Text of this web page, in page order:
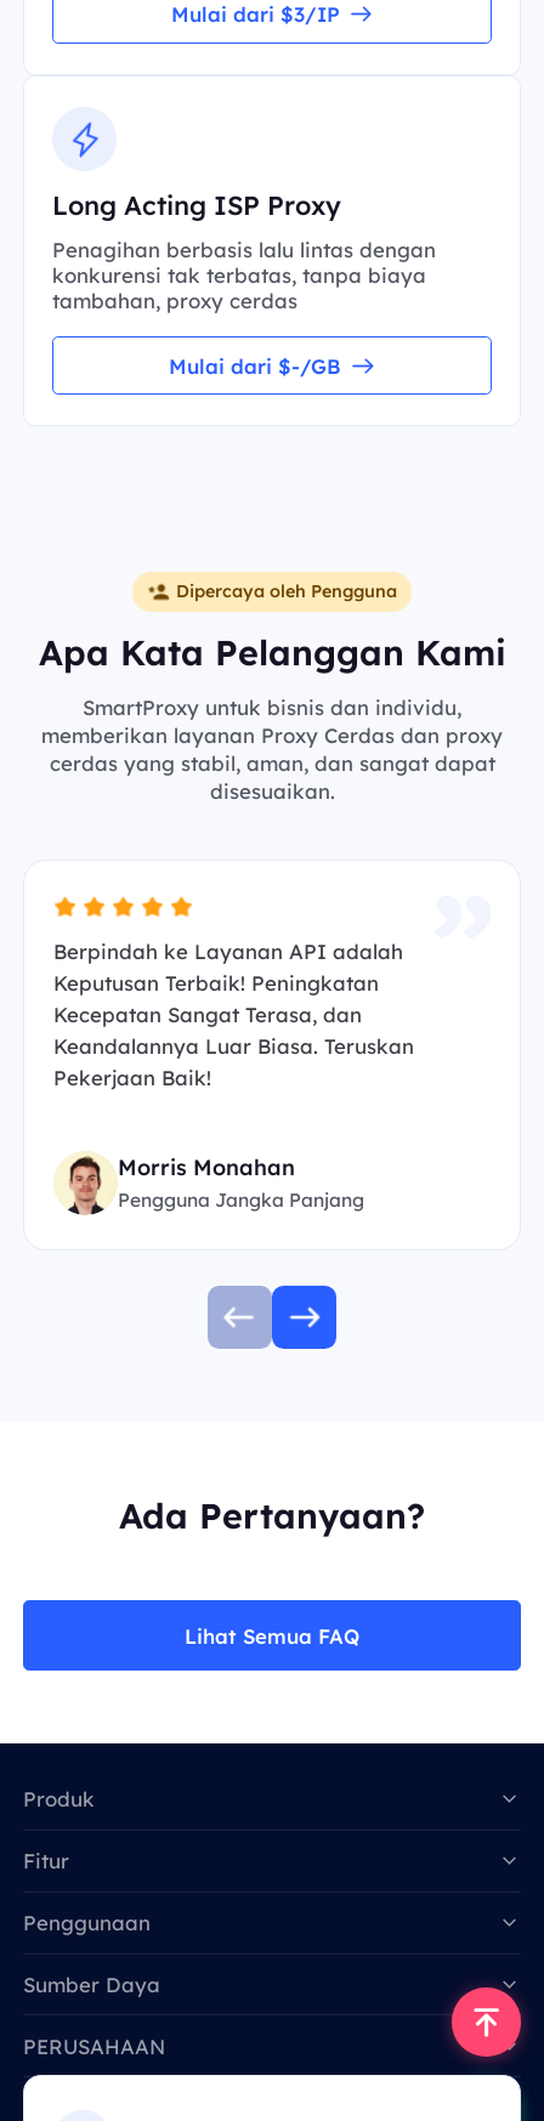
Mulai dari $3/IP
Long Acting ISP Proxy
Penagihan berbasis lalu lintas dengan
konkurensi tak terbatas, tanpa biaya
tambahan, proxy cerdas
Mulai dari $-/GB
Dipercaya oleh Pengguna
Apa Kata Pelanggan Kami
SmartProxy untuk bisnis dan individu,
memberikan layanan Proxy Cerdas dan proxy
cerdas yang stabil, aman, dan sangat dapat
disesuaikan.
Berpindah ke Layanan API adalah
Keputusan Terbaik! Peningkatan
Kecepatan Sangat Terasa, dan
Keandalannya Luar Biasa. Teruskan
Pekerjaan Baik!
Morris Monahan
Pengguna Jangka Panjang
Ada Pertanyaan?
Lihat Semua FAQ
Produk
Fitur
Penggunaan
Sumber Daya
PERUSAHAAN